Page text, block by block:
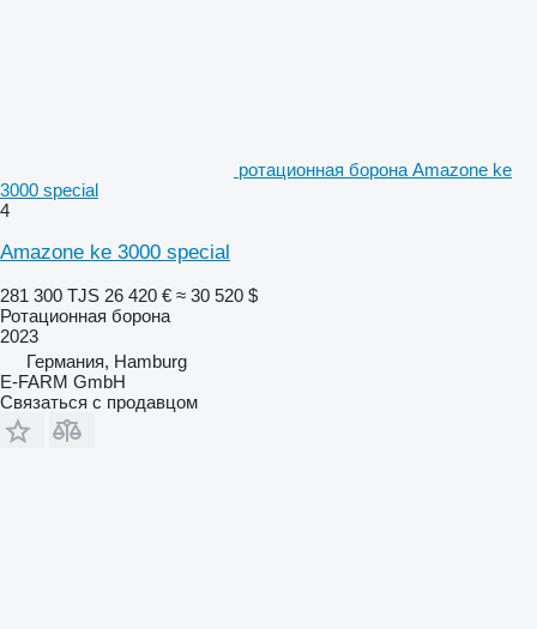
ротационная борона Amazone ke
3000 special
4
Amazone ke 3000 special
281 300 TJS 26 420 € ≈ 30 520 $
Ротационная борона
2023
Германия, Hamburg
E-FARM GmbH
Связаться с продавцом